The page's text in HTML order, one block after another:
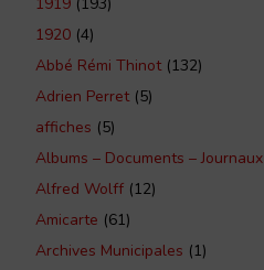
1919 (193)
1920 (4)
Abbé Rémi Thinot(132)
Adrien Perret(5)
affiches (5)
Albums – Documents – Journaux
Alfred Wolff (12)
Amicarte (61)
Archives Municipales (1)